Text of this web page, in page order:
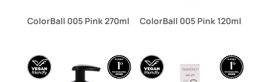
ColorBall 005 Pink 270ml ColorBall 005 Pink 120ml